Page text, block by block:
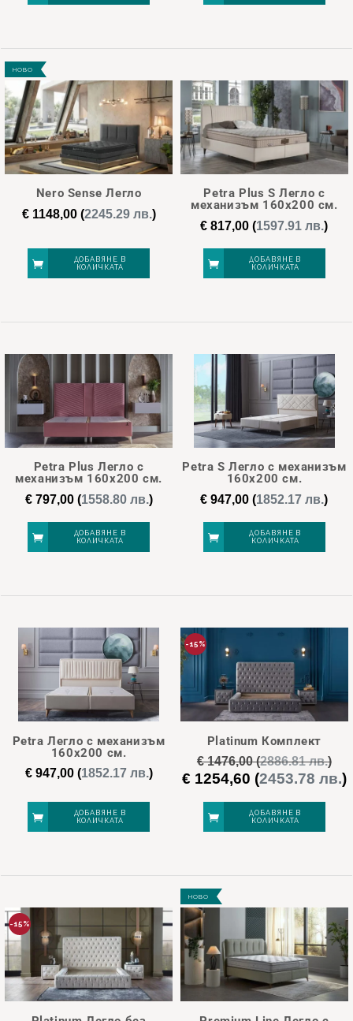
НОВО
Nero Sense Легло
€1148,00(2245.29 лв.)
ДОБАВЯНЕ В
КОЛИЧКАТА
Petra Plus S Легло с
механизъм 160х200 см.
€ 817,00 (1597.91 лв.)
ДОБАВЯНЕ В
КОЛИЧКАТА
Petra Plus Легло с
механизъм 160х200 см.
€797,00(1558.80 лв.)
ДОБАВЯНЕ В
КОЛИЧКАТА
Petra S Легло с механизъм
160х200 см.
€ 947,00 (1852.17 лв.)
ДОБАВЯНЕ В
КОЛИЧКАТА
Petra Легло с механизъм
160х200 см.
€947,00(1852.17 лв.)
ДОБАВЯНЕ В
КОЛИЧКАТА
-15%
Platinum Комплект
€1476,00(2886.81 лв.)
Original
was:
€ 1476,00.
€ 1254,60 (2453.78 лв.)
ДОБАВЯНЕ В
КОЛИЧКАТА
-15%
НОВО